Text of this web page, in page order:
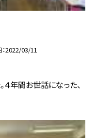
2022/03/11
年間お世話になった、